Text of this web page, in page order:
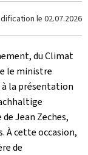
le 02.07.2026
du Climat
le ministre
la présentation
Jean Zeches,
À cette occasion,
de